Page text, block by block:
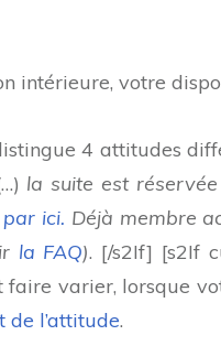
intérieure, votre
4 attitudes
la suite est
ici. Déjà membre
la FAQ). [/s2If] [s2If
faire varier, lorsque
l’attitude.